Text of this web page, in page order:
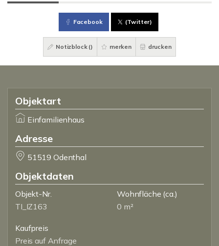
Facebook (Twitter)
Notizblock () merken drucken
Objektart
Einfamilienhaus
Adresse
51519 Odenthal
Objektdaten
Objekt-Nr.
TI_IZ163
Wohnfläche (ca.)
0 m²
Kaufpreis
Preis auf Anfrage